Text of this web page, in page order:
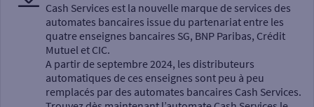
Sélectionnez votre recherche
Un service
Cash Services est la nouvelle marque de services des
automates bancaires issue du partenariat entre les
quatre enseignes bancaires SG, BNP Paribas, Crédit
Mutuel et CIC.
A partir de septembre 2024, les distributeurs
automatiques de ces enseignes sont peu à peu
remplacés par des automates bancaires Cash Services.